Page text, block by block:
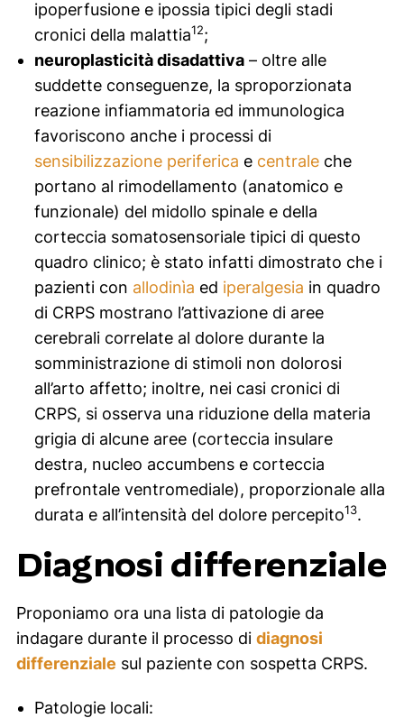
ipoperfusione e ipossia tipici degli stadi
cronici della malattia12;
neuroplasticità disadattiva– oltre alle
suddette conseguenze, la sproporzionata
reazione infiammatoria ed immunologica
favoriscono anche i processi di
sensibilizzazione periferica e centraleche
portano al rimodellamento (anatomico e
funzionale) del midollo spinale e della
corteccia somatosensoriale tipici di questo
quadro clinico; è stato infatti dimostrato che i
pazienti con allodinìa ed iperalgesia in quadro
di CRPS mostrano l’attivazione di aree
cerebrali correlate al dolore durante la
somministrazione di stimoli non dolorosi
all’arto affetto; inoltre, nei casi cronici di
CRPS, si osserva una riduzione della materia
grigia di alcune aree (corteccia insulare
destra, nucleo accumbens e corteccia
prefrontale ventromediale), proporzionale alla
durata e all’intensità del dolore percepito13.
Diagnosi differenziale
Proponiamo ora una lista di patologie da
indagare durante il processo di diagnosi
differenziale sul paziente con sospetta CRPS.
Patologie locali: